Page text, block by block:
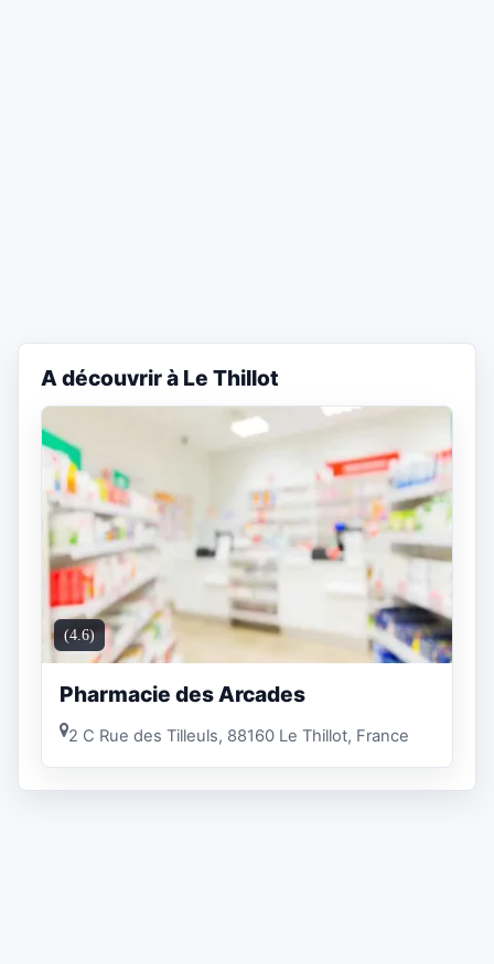
A découvrir à Le Thillot
(4.6)
Pharmacie des Arcades
2 C Rue des Tilleuls, 88160 Le Thillot, France